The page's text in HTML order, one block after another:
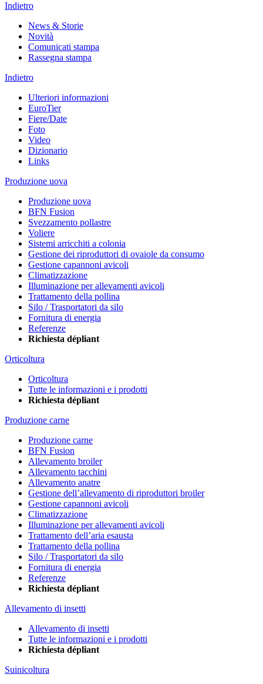
Indietro
News & Storie
Novità
Comunicati stampa
Rassegna stampa
Indietro
Ulteriori informazioni
EuroTier
Fiere/Date
Foto
Video
Dizionario
Links
Produzione uova
Produzione uova
BFN Fusion
Svezzamento pollastre
Voliere
Sistemi arricchiti a colonia
Gestione dei riproduttori di ovaiole da consumo
Gestione capannoni avicoli
Climatizzazione
Illuminazione per allevamenti avicoli
Trattamento della pollina
Silo / Trasportatori da silo
Fornitura di energia
Referenze
Richiesta dépliant
Orticoltura
Orticoltura
Tutte le informazioni e i prodotti
Richiesta dépliant
Produzione carne
Produzione carne
BFN Fusion
Allevamento broiler
Allevamento tacchini
Allevamento anatre
Gestione dell’allevamento di riproduttori broiler
Gestione capannoni avicoli
Climatizzazione
Illuminazione per allevamenti avicoli
Trattamento dell’aria esausta
Trattamento della pollina
Silo / Trasportatori da silo
Fornitura di energia
Referenze
Richiesta dépliant
Allevamento di insetti
Allevamento di insetti
Tutte le informazioni e i prodotti
Richiesta dépliant
Suinicoltura